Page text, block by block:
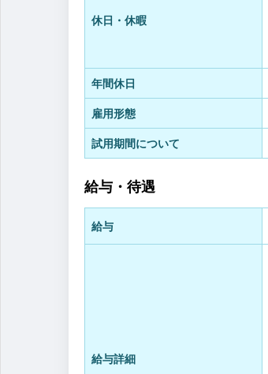
休日・休暇
年間休日
雇用形態
試用期間について
給与・待遇
給与
給与詳細